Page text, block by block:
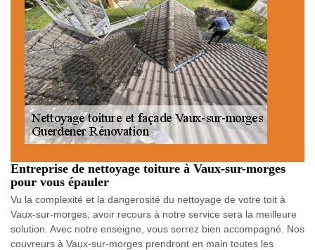
Entreprise de nettoyage toiture à Vaux-sur-morges
pour vous épauler
Vu la complexité et la dangerosité du nettoyage de votre toit à
Vaux-sur-morges, avoir recours à notre service sera la meilleure
solution. Avec notre enseigne, vous serrez bien accompagné. Nos
couvreurs à Vaux-sur-morges prendront en main toutes les